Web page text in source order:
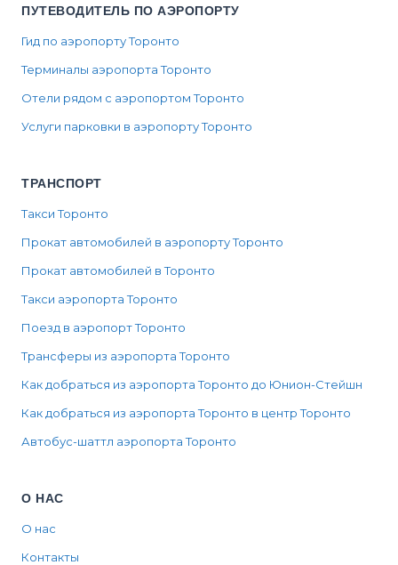
ПУТЕВОДИТЕЛЬ ПО АЭРОПОРТУ
Гид по аэропорту Торонто
Терминалы аэропорта Торонто
Отели рядом с аэропортом Торонто
Услуги парковки в аэропорту Торонто
ТРАНСПОРТ
Такси Торонто
Прокат автомобилей в аэропорту Торонто
Прокат автомобилей в Торонто
Такси аэропорта Торонто
Поезд в аэропорт Торонто
Трансферы из аэропорта Торонто
Как добраться из аэропорта Торонто до Юнион-Стейшн
Как добраться из аэропорта Торонто в центр Торонто
Автобус-шаттл аэропорта Торонто
О НАС
О нас
Контакты